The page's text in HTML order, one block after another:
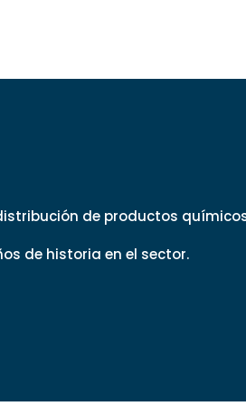
de productos
de historia en el sector.